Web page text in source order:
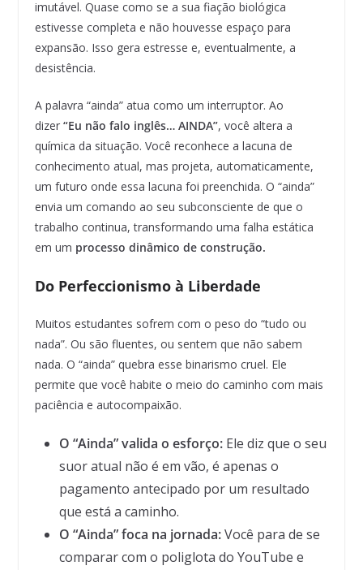
imutável. Quase como se a sua fiação biológica
estivesse completa e não houvesse espaço para
expansão. Isso gera estresse e, eventualmente, a
desistência.
A palavra “ainda” atua como um interruptor. Ao
dizer “Eu não falo inglês… AINDA”, você altera a
química da situação. Você reconhece a lacuna de
conhecimento atual, mas projeta, automaticamente,
um futuro onde essa lacuna foi preenchida. O “ainda”
envia um comando ao seu subconsciente de que o
trabalho continua, transformando uma falha estática
em um processo dinâmico de construção.
Do Perfeccionismo à Liberdade
Muitos estudantes sofrem com o peso do “tudo ou
nada”. Ou são fluentes, ou sentem que não sabem
nada. O “ainda” quebra esse binarismo cruel. Ele
permite que você habite o meio do caminho com mais
paciência e autocompaixão.
O “Ainda” valida o esforço:Ele diz que o seu
suor atual não é em vão, é apenas o
pagamento antecipado por um resultado
que está a caminho.
O “Ainda” foca na jornada:Você para de se
comparar com o poliglota do YouTube e